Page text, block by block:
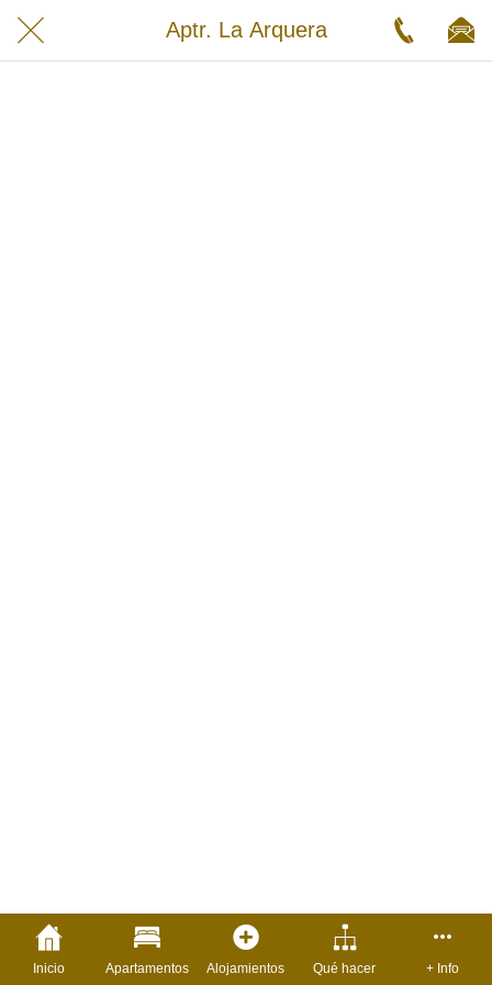
Aptr. La Arquera
Inicio Apartamentos Alojamientos Qué hacer + Info